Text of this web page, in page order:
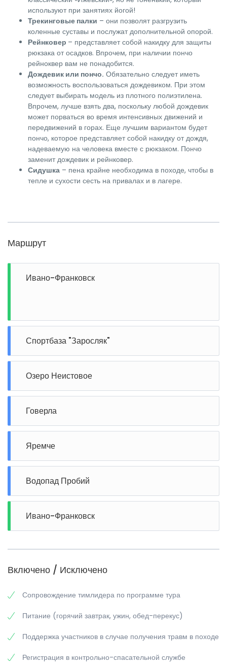
используют при занятиях йогой!
Трекинговые палки – они позволят разгрузить
коленные суставы и послужат дополнительной опорой.
Рейнковер – представляет собой накидку для защиты
рюкзака от осадков. Впрочем, при наличии пончо
рейноквер вам не понадобится.
Дождевик или пончо. Обязательно следует иметь
возможность воспользоваться дождевиком. При этом
следует выбирать модель из плотного полиэтилена.
Впрочем, лучше взять два, поскольку любой дождевик
может порваться во время интенсивных движений и
передвижений в горах. Еще лучшим вариантом будет
пончо, которое представляет собой накидку от дождя,
надеваемую на человека вместе с рюкзаком. Пончо
заменит дождевик и рейнковер.
Сидушка – пена крайне необходима в походе, чтобы в
тепле и сухости сесть на привалах и в лагере.
Маршрут
Ивано-Франковск
Спортбаза "Заросляк"
Озеро Неистовое
Говерла
Яремче
Водопад Пробий
Ивано-Франковск
Включено / Исключено
Сопровождение тимлидера по программе тура
Питание (горячий завтрак, ужин, обед-перекус)
Поддержка участников в случае получения травм в походе
Регистрация в контрольно-спасательной службе